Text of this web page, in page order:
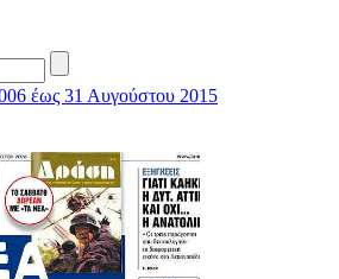
έως 31 Αυγούστου 2015